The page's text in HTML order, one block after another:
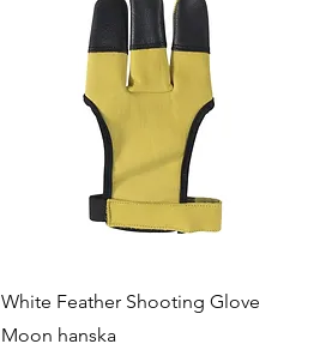
White Feather Shooting Glove
Moon hanska